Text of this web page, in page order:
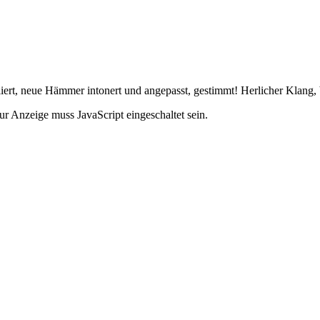
neue Hämmer intonert und angepasst, gestimmt! Herlicher Klang,
Anzeige muss JavaScript eingeschaltet sein.